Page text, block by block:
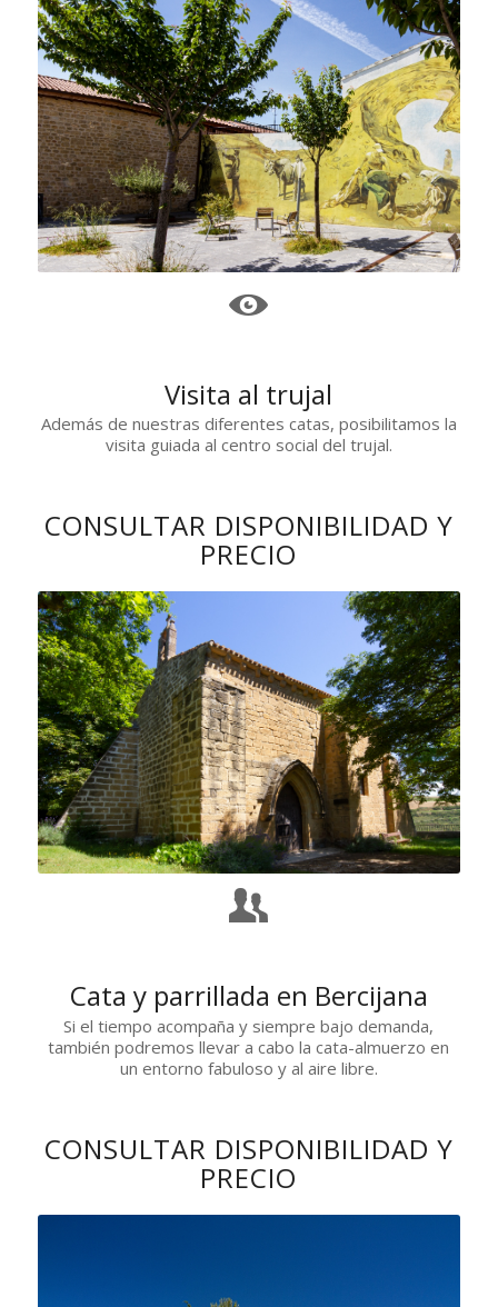
Visita al trujal
Además de nuestras diferentes catas, posibilitamos la
visita guiada al centro social del trujal.
CONSULTAR DISPONIBILIDAD Y
PRECIO
Cata y parrillada en Bercijana
Si el tiempo acompaña y siempre bajo demanda,
también podremos llevar a cabo la cata-almuerzo en
un entorno fabuloso y al aire libre.
CONSULTAR DISPONIBILIDAD Y
PRECIO